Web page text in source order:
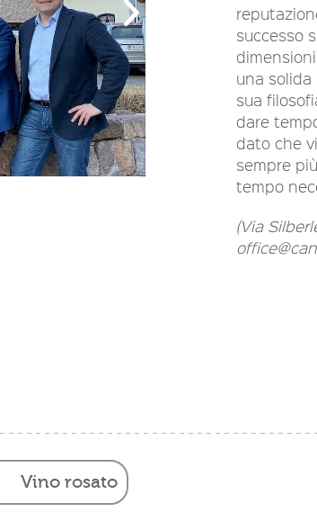
successo
una
sua
dare
dato che
sempre
tempo
(Via
Vino rosato